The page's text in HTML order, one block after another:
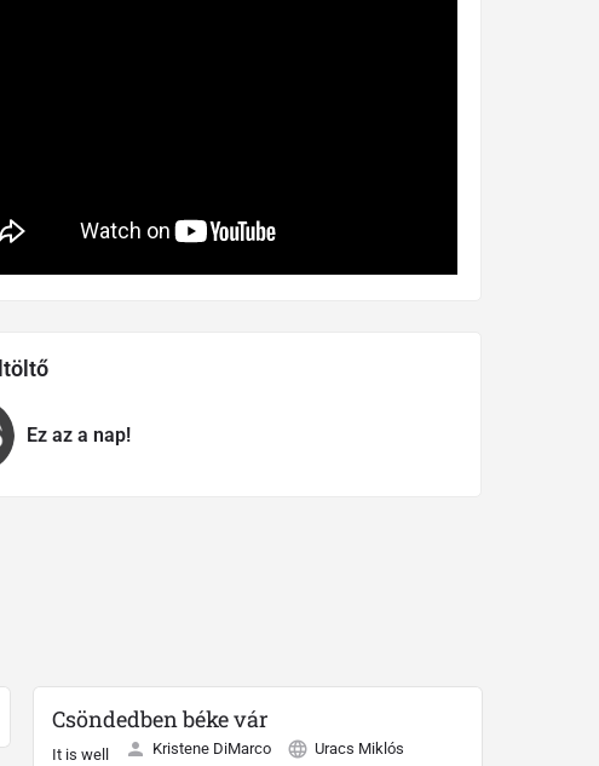
Ez az a nap!
Csöndedben béke vár
It is well Kristene DiMarco Uracs Miklós